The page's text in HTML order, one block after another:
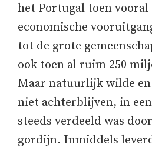
het Portugal toen vooral
economische
tot de grote
ook toen al ruim 250
Maar natuurlijk wilde
niet achterblijven, in
steeds verdeeld was
gordijn. Inmiddels